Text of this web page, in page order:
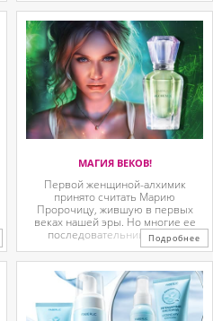
МАГИЯ ВЕКОВ!
Первой женщиной-алхимик
принято считать Марию
Пророчицу, жившую в первых
веках нашей эры. Но многие ее
последовательницы так ...
Подробнее